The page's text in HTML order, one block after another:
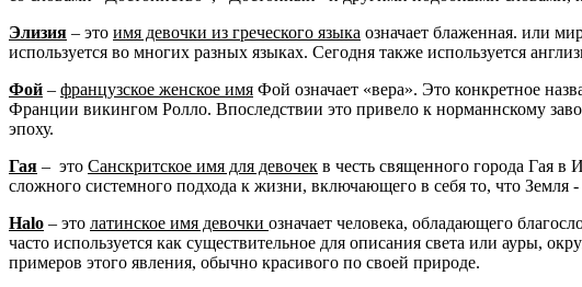
Элизия – это имя девочки из греческого языка означает блаженная. или
используется во многих разных языках. Сегодня также используется
Фой – французское женское имя Фой означает «вера». Это конкретное
Франции викингом Ролло. Впоследствии это привело к норманнскому
эпоху.
Гая – это Санскритское имя для девочек в честь священного города Гая в
сложного системного подхода к жизни, включающего в себя то, что Земля
Halo – это латинское имя девочки означает человека, обладающего
часто используется как существительное для описания света или ауры,
примеров этого явления, обычно красивого по своей природе.